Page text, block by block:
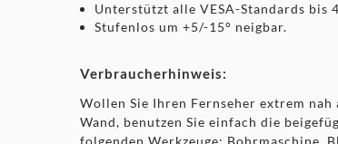
Unterstützt alle VESA-Standards bis
Stufenlos um +5/-15° neigbar.
Verbraucherhinweis:
Wollen Sie Ihren Fernseher extrem
Wand, benutzen Sie einfach die
folgenden Werkzeuge: Bohrmaschine,